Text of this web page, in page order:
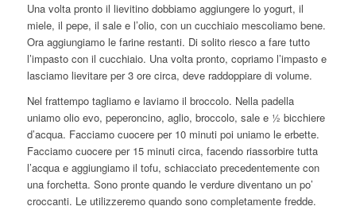
Una volta pronto il lievitino dobbiamo aggiungere lo yogurt, il
miele, il pepe, il sale e l’olio, con un cucchiaio mescoliamo bene.
Ora aggiungiamo le farine restanti. Di solito riesco a fare tutto
l’impasto con il cucchiaio. Una volta pronto, copriamo l’impasto e
lasciamo lievitare per 3 ore circa, deve raddoppiare di volume.
Nel frattempo tagliamo e laviamo il broccolo. Nella padella
uniamo olio evo, peperoncino, aglio, broccolo, sale e ½ bicchiere
d’acqua. Facciamo cuocere per 10 minuti poi uniamo le erbette.
Facciamo cuocere per 15 minuti circa, facendo riassorbire tutta
l’acqua e aggiungiamo il tofu, schiacciato precedentemente con
una forchetta. Sono pronte quando le verdure diventano un po’
croccanti. Le utilizzeremo quando sono completamente fredde.